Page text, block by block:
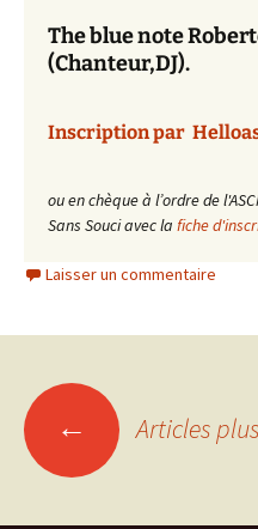
The blue note
(Chanteur,DJ).
Inscription par
ou en chèque à l’ordre de
Sans Souci avec la fiche
Laisser un commentaire
des
← Articles